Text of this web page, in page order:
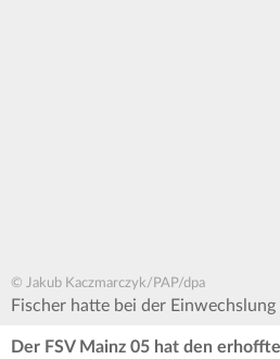
© Jakub Kaczmarczyk/PAP/dpa
Fischer hatte bei der
Der FSV Mainz 05 hat den